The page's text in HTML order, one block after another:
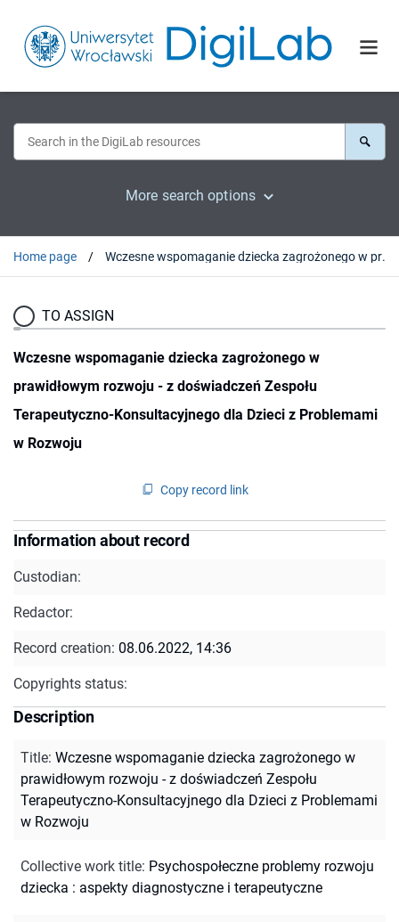
More search options
Home page Wczesne wspomaganie dziecka zagrożonego w prawidłowym rozwoju - z doświadczeń Zespołu Terapeutyczno-Konsultacyjnego dla Dzieci z Problemami w Rozwoju
TO ASSIGN
Wczesne wspomaganie dziecka zagrożonego w
prawidłowym rozwoju - z doświadczeń Zespołu
Terapeutyczno-Konsultacyjnego dla Dzieci z Problemami
w Rozwoju
Copy record link
Information about record
Custodian:
Redactor:
Record creation: 08.06.2022, 14:36
Copyrights status:
Description
Title: Wczesne wspomaganie dziecka zagrożonego w
prawidłowym rozwoju - z doświadczeń Zespołu
Terapeutyczno-Konsultacyjnego dla Dzieci z Problemami
w Rozwoju
Collective work title: Psychospołeczne problemy rozwoju
dziecka : aspekty diagnostyczne i terapeutyczne